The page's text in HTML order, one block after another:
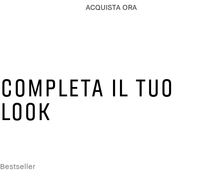
ACQUISTA ORA
COMPLETA IL TUO
LOOK
Bestseller